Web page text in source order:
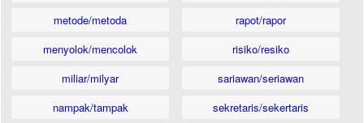
metode/metoda
menyolok/mencolok
miliar/milyar
nampak/tampak
rapot/rapor
risiko/resiko
sariawan/seriawan
sekretaris/sekertaris